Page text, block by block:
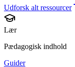
Udforsk alt ressourcer
Lær
Pædagogisk indhold
Guider